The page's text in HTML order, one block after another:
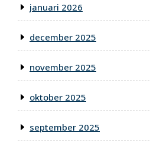
januari 2026
december 2025
november 2025
oktober 2025
september 2025